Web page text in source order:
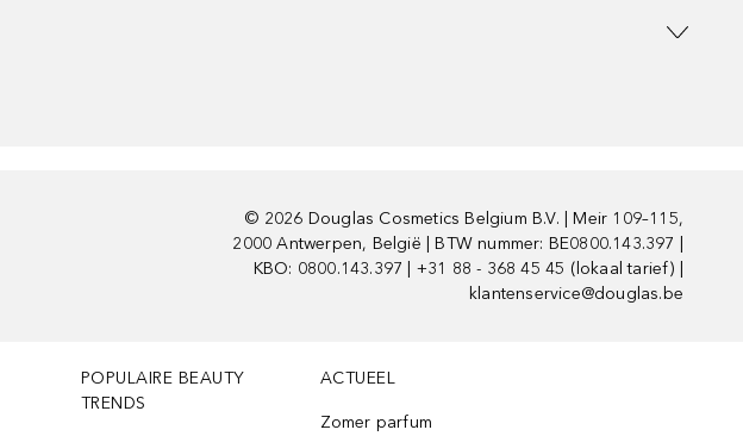
© 2026 Douglas Cosmetics Belgium B.V. | Meir 109–115,
2000 Antwerpen, België | BTW nummer: BE0800.143.397 |
KBO: 0800.143.397 | +31 88 - 368 45 45 (lokaal tarief) |
klantenservice@douglas.be
POPULAIRE BEAUTY
TRENDS
ACTUEEL
Zomer parfum